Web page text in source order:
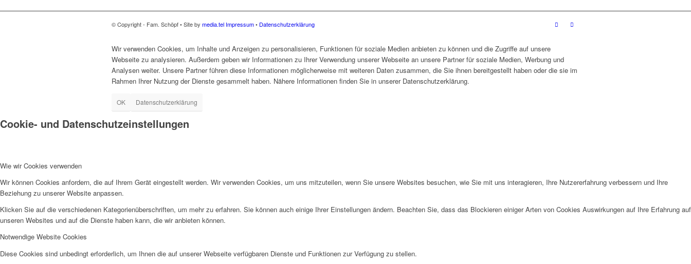
© Copyright - Fam. Schöpf • Site by media.tel Impressum• Datenschutzerklärung
Wir verwenden Cookies, um Inhalte und Anzeigen zu personalisieren, Funktionen für soziale Medien anbieten zu können und die Zugriffe auf unsere
Webseite zu analysieren. Außerdem geben wir Informationen zu Ihrer Verwendung unserer Webseite an unsere Partner für soziale Medien, Werbung und
Analysen weiter. Unsere Partner führen diese Informationen möglicherweise mit weiteren Daten zusammen, die Sie ihnen bereitgestellt haben oder die sie im
Rahmen Ihrer Nutzung der Dienste gesammelt haben. Nähere Informationen finden Sie in unserer Datenschutzerklärung.
OK Datenschutzerklärung
Cookie- und Datenschutzeinstellungen
Wie wir Cookies verwenden
Wir können Cookies anfordern, die auf Ihrem Gerät eingestellt werden. Wir verwenden Cookies, um uns mitzuteilen, wenn Sie unsere Websites besuchen, wie Sie mit uns interagieren, Ihre Nutzererfahrung verbessern und Ihre
Beziehung zu unserer Website anpassen.
Klicken Sie auf die verschiedenen Kategorienüberschriften, um mehr zu erfahren. Sie können auch einige Ihrer Einstellungen ändern. Beachten Sie, dass das Blockieren einiger Arten von Cookies Auswirkungen auf Ihre Erfahrung auf
unseren Websites und auf die Dienste haben kann, die wir anbieten können.
Notwendige Website Cookies
Diese Cookies sind unbedingt erforderlich, um Ihnen die auf unserer Webseite verfügbaren Dienste und Funktionen zur Verfügung zu stellen.